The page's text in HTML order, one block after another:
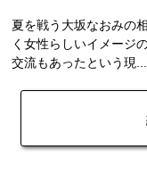
夏を戦う大坂なおみの
く女性らしいイメージ
交流もあったという現...